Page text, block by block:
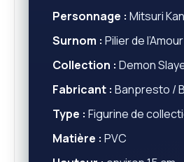
Personnage : Mitsuri
Surnom : Pilier de l’Amour
Collection : Demon
Fabricant : Banpresto /
Type : Figurine de
Matière : PVC